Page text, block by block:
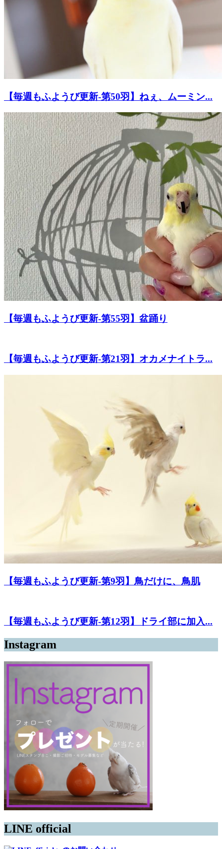
【毎週もふようび更新-第50羽】ねぇ、ムーミン...
【毎週もふようび更新-第55羽】盆踊り
【毎週もふようび更新-第21羽】オカメナイトラ...
【毎週もふようび更新-第9羽】鳥だけに、鳥肌
【毎週もふようび更新-第12羽】ドライ部に加入...
Instagram
LINE official